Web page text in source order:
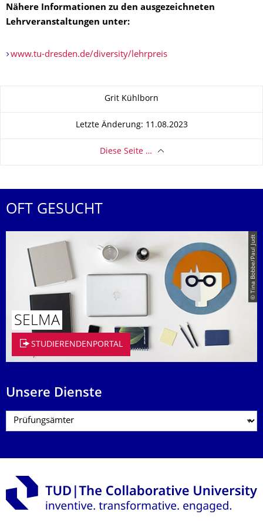
Nähere Informationen zu den ausgezeichneten
Lehrveranstaltungen unter:
www.tu-dresden.de/diversity/lehrpreis
Grit Kühlborn
Letzte Änderung: 11.08.2023
Diese Seite …
OFT GESUCHT
© Tina Bobbe/Paul Judt
SELMA
STUDIERENDENPORTAL
Unsere Dienste